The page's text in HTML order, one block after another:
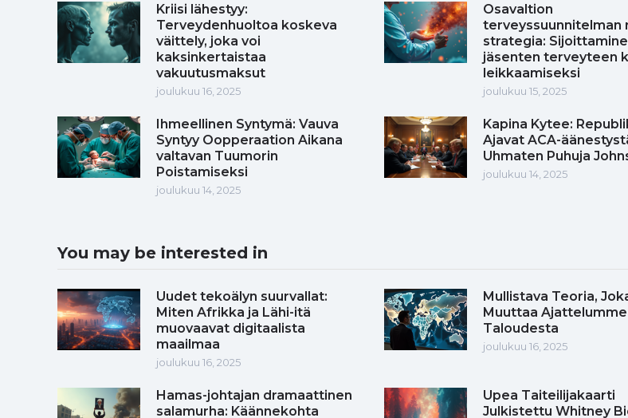
Kriisi lähestyy:
Terveydenhuoltoa koskeva
väittely, joka voi
kaksinkertaistaa
vakuutusmaksut
joulukuu 16, 2025
Osavaltion
terveyssuunnitelman
strategia:
jäsenten terveyteen
leikkaamiseksi
joulukuu 15, 2025
Ihmeellinen Syntymä: Vauva
Syntyy Oopperaation Aikana
valtavan Tuumorin
Poistamiseksi
joulukuu 14, 2025
Kapina Kytee:
Ajavat ACA-
Uhmaten Puhuja
joulukuu 14, 2025
You may be interested in
Uudet tekoälyn suurvallat:
Miten Afrikka ja Lähi-itä
muovaavat digitaalista
maailmaa
joulukuu 16, 2025
Mullistava Teoria,
Muuttaa Ajattelumme
Taloudesta
joulukuu 16, 2025
Hamas-johtajan dramaattinen
salamurha: Käännekohta
Upea Taiteilijakaarti
Julkistettu Whitney